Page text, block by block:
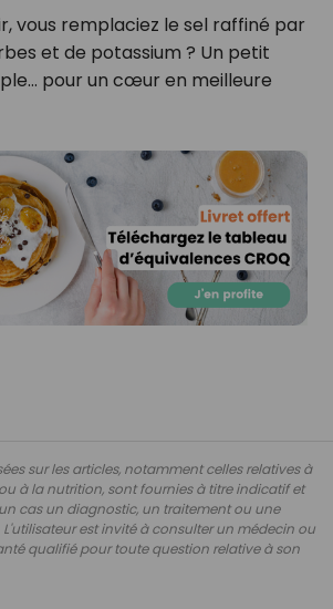
vous remplaciez le sel raffiné par
et de potassium ? Un petit
pour un cœur en meilleure
sur les articles, notamment celles relatives à
à la nutrition, sont fournies à titre indicatif et
cas un diagnostic, un traitement ou une
est invité à consulter un médecin ou
qualifié pour toute question relative à son